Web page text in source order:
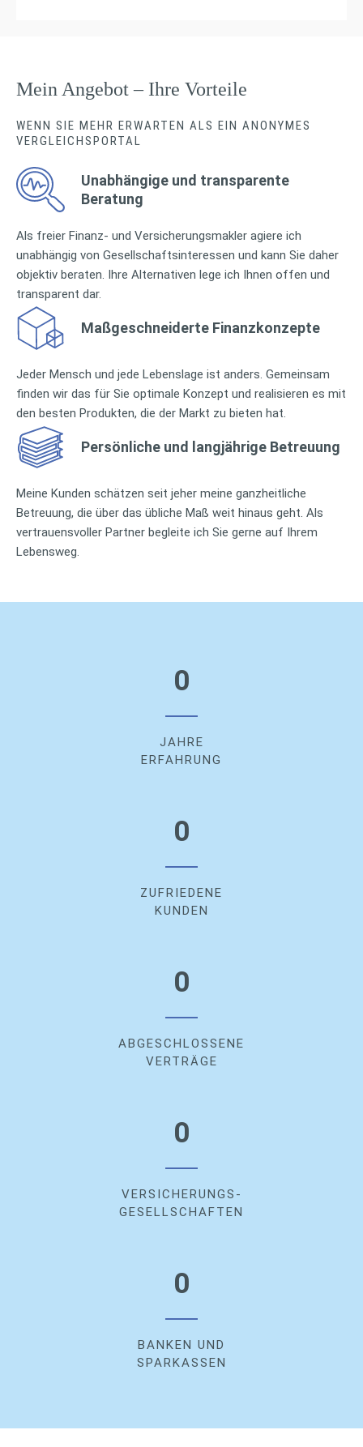
Mein Angebot – Ihre Vorteile
WENN SIE MEHR ERWARTEN ALS EIN ANONYMES
VERGLEICHSPORTAL
Unabhängige und transparente
Beratung
Als freier Finanz- und Versicherungsmakler agiere ich
unabhängig von Gesellschaftsinteressen und kann Sie daher
objektiv beraten. Ihre Alternativen lege ich Ihnen offen und
transparent dar.
Maßgeschneiderte Finanzkonzepte
Jeder Mensch und jede Lebenslage ist anders. Gemeinsam
finden wir das für Sie optimale Konzept und realisieren es mit
den besten Produkten, die der Markt zu bieten hat.
Persönliche und langjährige Betreuung
Meine Kunden schätzen seit jeher meine ganzheitliche
Betreuung, die über das übliche Maß weit hinaus geht. Als
vertrauensvoller Partner begleite ich Sie gerne auf Ihrem
Lebensweg.
0
JAHRE
ERFAHRUNG
0
ZUFRIEDENE
KUNDEN
0
ABGESCHLOSSENE
VERTRÄGE
0
VERSICHERUNGS-
GESELLSCHAFTEN
0
BANKEN UND
SPARKASSEN